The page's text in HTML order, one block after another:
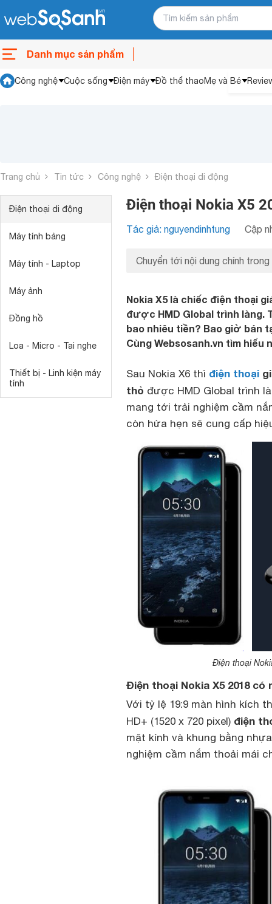
Danh mục sản phẩm
Công nghệ Cuộc sống Điện máy Đồ thể thaoMẹ và Bé
Trang chủ Tin tức Công nghệ Điện thoại di động
Điện thoại di động
Máy tính bảng
Máy tính - Laptop
Máy ảnh
Đồng hồ
Loa - Micro - Tai nghe
Thiết bị - Linh kiện máy
tính
Điện thoại Nokia X5
Tác giả: nguyendinhtung Cập
Chuyển tới nội dung chính trong
Nokia X5 là chiếc điện thoại
được HMD Global trình làng.
bao nhiêu tiền? Bao giờ bán
Cùng Websosanh.vn tìm hiểu
Sau Nokia X6 thì điện thoại
thỏ được HMD Global trình
mang tới trải nghiệm cầm
còn hứa hẹn sẽ cung cấp
Điện thoại
Điện thoại Nokia X5 2018 có
Với tỷ lệ 19:9 màn hình kích
HD+ (1520 x 720 pixel) điện
mặt kính và khung bằng
nghiệm cầm nắm thoải mái